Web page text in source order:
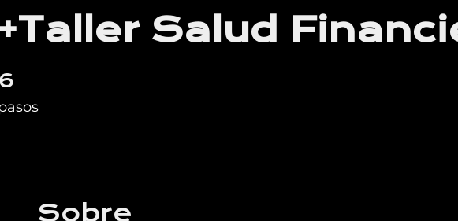
+Taller Salud
6
6 pasos
Sobre